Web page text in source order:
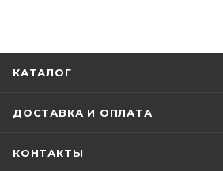
КАТАЛОГ
ДОСТАВКА И ОПЛАТА
КОНТАКТЫ